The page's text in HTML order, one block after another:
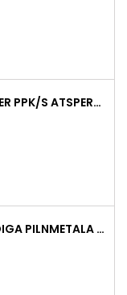
AIRSOFT WALTHER PPK/S ATSPERU PISTOLE
LUGER P08 JAUDIGA PILNMETALA CO2 AIRSOFT PISTOLE - UMAREX LEGENDS